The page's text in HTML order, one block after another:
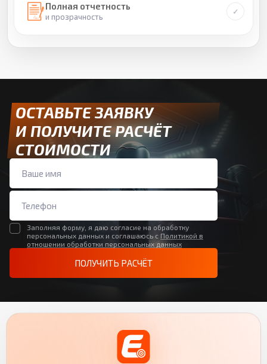
Полная отчетность
и прозрачность
ОСТАВЬТЕ ЗАЯВКУ
И ПОЛУЧИТЕ РАСЧЁТ
СТОИМОСТИ
Заполняя форму, я даю согласие на обработку
персональных данных и соглашаюсь с Политикой в
отношении обработки персональных данных
ПОЛУЧИТЬ РАСЧЁТ